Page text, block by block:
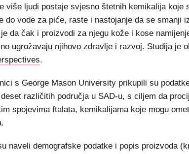
više ljudi postaje svjesno štetnih kemikalija koje
do vode za piće, raste i nastojanje da se smanji
da čak i proizvodi za njegu kože i kose
ugrožavaju njihovo zdravlje i razvoj. Studija je
.
s George Mason University prikupili su
različitih područja u SAD-u, s ciljem da
spojevima ftalata, kemikalijama koje mogu
naveli demografske podatke i popis proizvoda